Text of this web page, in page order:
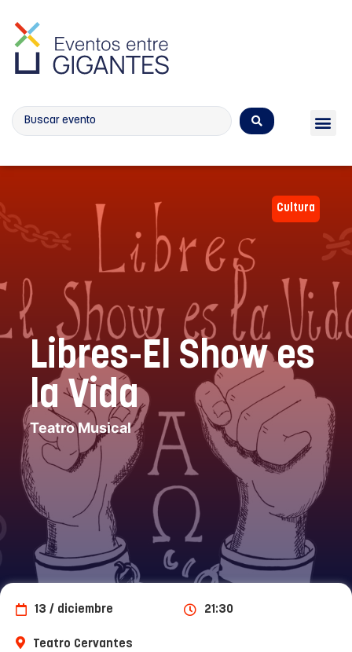
Libres-El Show es
la Vida
Teatro Musical
Cultura
13 / diciembre 21:30
Teatro Cervantes